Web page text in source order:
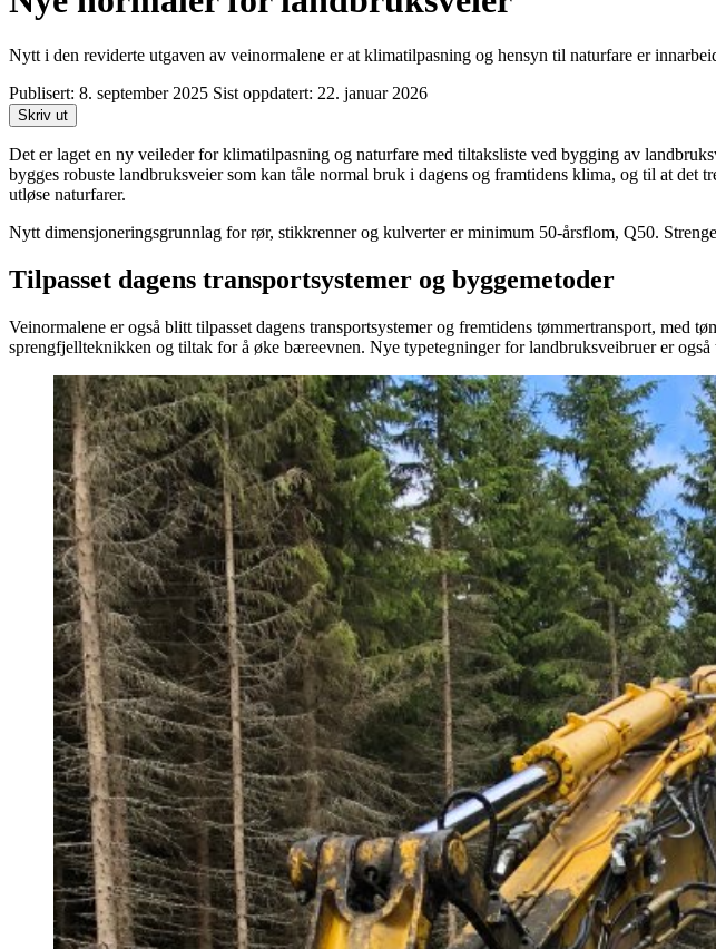
Nytt i den reviderte utgaven av veinormalene er at klimatilpasning og hensyn til naturfare er
Publisert: 8. september 2025 Sist oppdatert: 22. januar 2026
Skriv ut
Det er laget en ny veileder for klimatilpasning og naturfare med tiltaksliste ved bygging av
bygges robuste landbruksveier som kan tåle normal bruk i dagens og framtidens klima, og til at
utløse naturfarer.
Nytt dimensjoneringsgrunnlag for rør, stikkrenner og kulverter er minimum 50-årsflom, Q50.
Tilpasset dagens transportsystemer og byggemetoder
Veinormalene er også blitt tilpasset dagens transportsystemer og fremtidens tømmertransport,
sprengfjellteknikken og tiltak for å øke bæreevnen. Nye typetegninger for landbruksveibruer er også